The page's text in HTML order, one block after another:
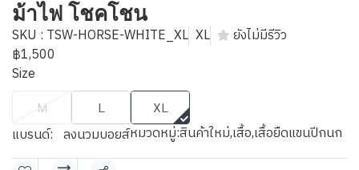
ม้าไฟ โชคโชน
SKU : TSW-HORSE-WHITE_XL XL
ยังไม่มีรีวิว
฿1,500
Size
M L XL
แบรนด์: ลงนวมบอยส์หมวดหมู่:สินค้าใหม่,เสื้อ,เสื้อยืดแขนปีกนก